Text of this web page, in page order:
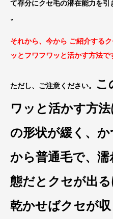
て存分にクセ毛の潜在能力を引
。
それから、今から ご紹介する
ッとフワフワッと活かす方法で
ただし、ご注意ください。
こ
ワッと活かす方
の形状が緩く、
から普通毛で、 濡
態だとクセが出る
乾かせばクセが収